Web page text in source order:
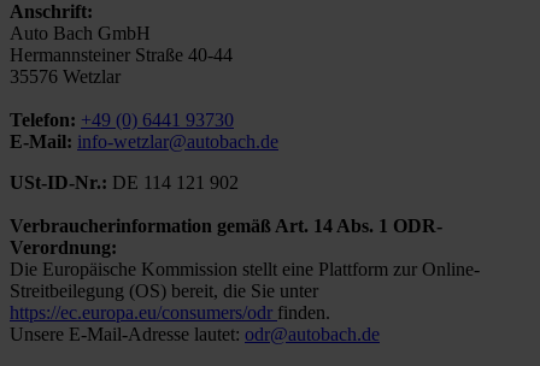
Anschrift:
Auto Bach GmbH
Hermannsteiner Straße 40-44
35576 Wetzlar
Telefon: +49 (0) 6441 93730
E-Mail: info-wetzlar@autobach.de
USt-ID-Nr.: DE 114 121 902
Verbraucherinformation gemäß Art. 14 Abs. 1 ODR-
Verordnung:
Die Europäische Kommission stellt eine Plattform zur Online-
Streitbeilegung (OS) bereit, die Sie unter
https://ec.europa.eu/consumers/odr finden.
Unsere E-Mail-Adresse lautet: odr@autobach.de